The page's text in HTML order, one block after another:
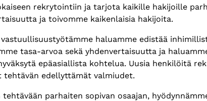
rekrytointiin ja tarjota kaikille hakijoille
ja toivomme kaikenlaisia hakijoita.
haluamme edistää
tasa-arvoa sekä yhdenvertaisuutta ja
epäasiallista kohtelua. Uusia henkilöitä
tehtävän edellyttämät valmiudet.
parhaiten sopivan osaajan,